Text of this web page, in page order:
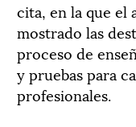
cita, en la que el
mostrado las
proceso de
y pruebas para
profesionales.